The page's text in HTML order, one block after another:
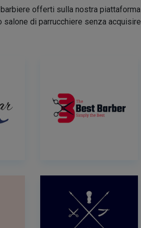
offerti sulla nostra piattaforma
di parrucchiere senza acquisire